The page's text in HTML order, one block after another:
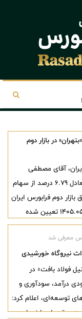
در بازار دوم
آقای مصطفی
نورالهی، در نظر دارد تعداد 424،500،000 سهم معادل 6.79 درصد از سهام
دوم فرابورس ایران
به فروش رساند؛ تاریخ عرضه روز شنبه مورخ 1405.05.24 تعیین شده
معرفی شد
نیروگاه خورشیدی
فولاد بافت» در
درآمد، سودآوری و
توسعه‌ای، اعلام کرد:
توسعه پست برق و احداث واحد